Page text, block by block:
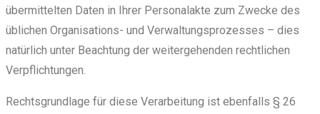
übermittelten Daten in Ihrer Personalakte zum Zwecke des
üblichen Organisations- und Verwaltungsprozesses – dies
natürlich unter Beachtung der weitergehenden rechtlichen
Verpflichtungen.
Rechtsgrundlage für diese Verarbeitung ist ebenfalls § 26